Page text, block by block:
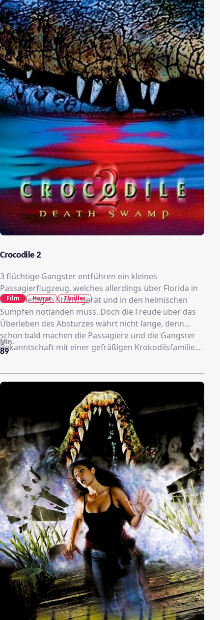
Crocodile 2
3 flüchtige Gangster entführen ein kleines
Passagierflugzeug, welches allerdings über Florida in
einen heftigen Sturm gerät und in den heimischen
Sümpfen notlanden muss. Doch die Freude über das
Überleben des Absturzes währt nicht lange, denn
schon bald machen die Passagiere und die Gangster
Bekanntschaft mit einer gefräßigen Krokodilsfamilie...
89
Min.
Film Horror Thriller